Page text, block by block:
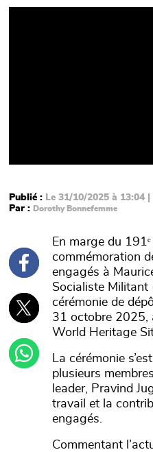
Publié : Le 31/10/2025 à 13:04
Par : Dorothy Bonnefemme
En marge du
commémoration
engagés à
Socialiste Militant
cérémonie de
31 octobre 2025,
World Heritage
La cérémonie
plusieurs
leader, Pravind
travail et la
engagés.
Commentant